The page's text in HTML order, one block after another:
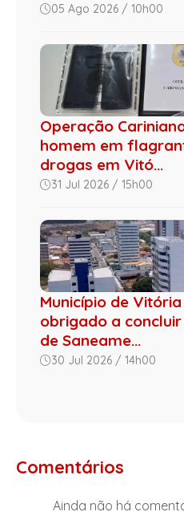
05 Ago 2026 / 10h00
Operação
homem em
drogas em Vitó...
31 Jul 2026 / 15h00
Município de
obrigado a concluir
de Saneame...
30 Jul 2026 / 14h00
Comentários
Ainda não há